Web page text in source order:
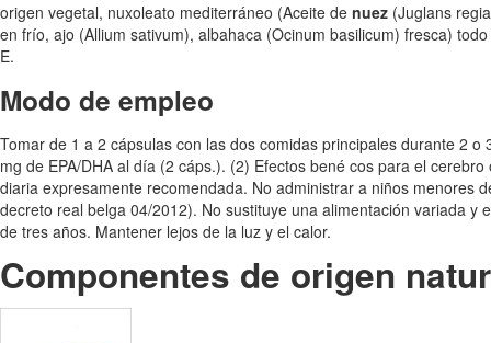
origen vegetal, nuxoleato mediterráneo (Aceite de nuez (Juglans
en frío, ajo (Allium sativum), albahaca (Ocinum basilicum) fresca)
E.
Modo de empleo
Tomar de 1 a 2 cápsulas con las dos comidas principales durante 2
mg de EPA/DHA al día (2 cáps.). (2) Efectos bené cos para el
diaria expresamente recomendada. No administrar a niños menores
decreto real belga 04/2012). No sustituye una alimentación variada
de tres años. Mantener lejos de la luz y el calor.
Componentes de origen